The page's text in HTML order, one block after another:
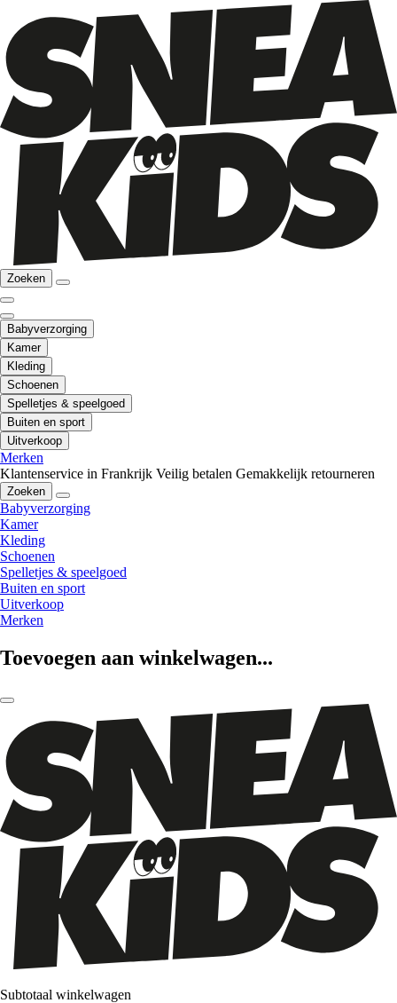
Zoeken
Babyverzorging
Kamer
Kleding
Schoenen
Spelletjes & speelgoed
Buiten en sport
Uitverkoop
Merken
Klantenservice in Frankrijk Veilig betalen Gemakkelijk retourneren
Zoeken
Babyverzorging
Kamer
Kleding
Schoenen
Spelletjes & speelgoed
Buiten en sport
Uitverkoop
Merken
Toevoegen aan winkelwagen...
Subtotaal winkelwagen